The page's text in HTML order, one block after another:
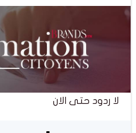
لا ردود حتى الان